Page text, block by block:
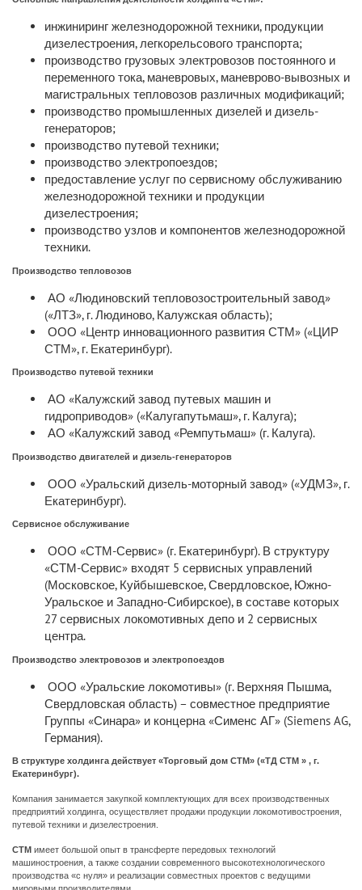
инжиниринг железнодорожной техники, продукции
дизелестроения, легкорельсового транспорта;
производство грузовых электровозов постоянного и
переменного тока, маневровых, маневрово-вывозных и
магистральных тепловозов различных модификаций;
производство промышленных дизелей и дизель-
генераторов;
производство путевой техники;
производство электропоездов;
предоставление услуг по сервисному обслуживанию
железнодорожной техники и продукции
дизелестроения;
производство узлов и компонентов железнодорожной
техники.
Производство тепловозов
АО «Людиновский тепловозостроительный завод»
(«ЛТЗ», г. Людиново, Калужская область);
ООО «Центр инновационного развития СТМ» («ЦИР
СТМ», г. Екатеринбург).
Производство путевой техники
АО «Калужский завод путевых машин и
гидроприводов» («Калугапутьмаш», г. Калуга);
АО «Калужский завод «Ремпутьмаш» (г. Калуга).
Производство двигателей и дизель-генераторов
ООО «Уральский дизель-моторный завод» («УДМЗ», г.
Екатеринбург).
Сервисное обслуживание
ООО «СТМ-Сервис» (г. Екатеринбург). В структуру
«СТМ-Сервис» входят 5 сервисных управлений
(Московское, Куйбышевское, Свердловское, Южно-
Уральское и Западно-Сибирское), в составе которых
27 сервисных локомотивных депо и 2 сервисных
центра.
Производство электровозов и электропоездов
ООО «Уральские локомотивы» (г. Верхняя Пышма,
Свердловская область) – совместное предприятие
Группы «Синара» и концерна «Сименс АГ» (Siemens AG,
Германия).
В структуре холдинга действует «Торговый дом СТМ» («ТД СТМ » , г.
Екатеринбург).
Компания занимается закупкой комплектующих для всех производственных
предприятий холдинга, осуществляет продажи продукции локомотивостроения,
путевой техники и дизелестроения.
СТМ имеет большой опыт в трансферте передовых технологий
машиностроения, а также создании современного высокотехнологического
производства «с нуля» и реализации совместных проектов с ведущими